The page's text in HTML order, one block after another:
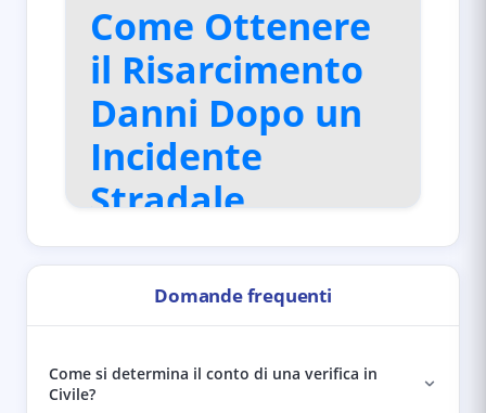
Come Ottenere
il Risarcimento
Danni Dopo un
Incidente
Stradale
Domande frequenti
Come si determina il conto di una verifica in
Civile?